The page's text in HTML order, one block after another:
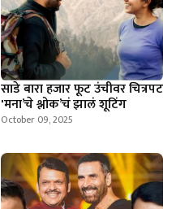
साडे बारा हजार फूट उंचीवर चित्रपट
'मना’चे श्लोक’चं झालं शूटिंग
October 09, 2025